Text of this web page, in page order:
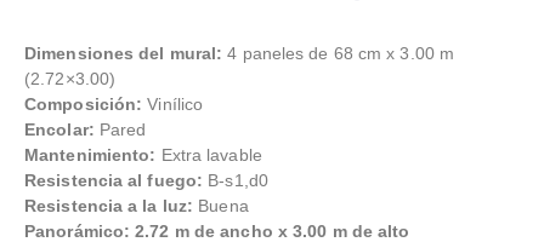
Dimensiones del mural: 4 paneles de 68 cm x 3.00 m
(2.72×3.00)
Composición: Vinílico
Encolar: Pared
Mantenimiento: Extra lavable
Resistencia al fuego: B-s1,d0
Resistencia a la luz: Buena
Panorámico: 2.72 m de ancho x 3.00 m de alto